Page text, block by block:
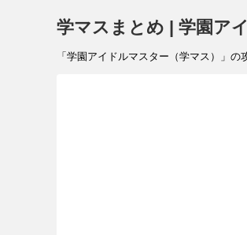
学マスまとめ | 学園ア
「学園アイドルマスター（学マス）」